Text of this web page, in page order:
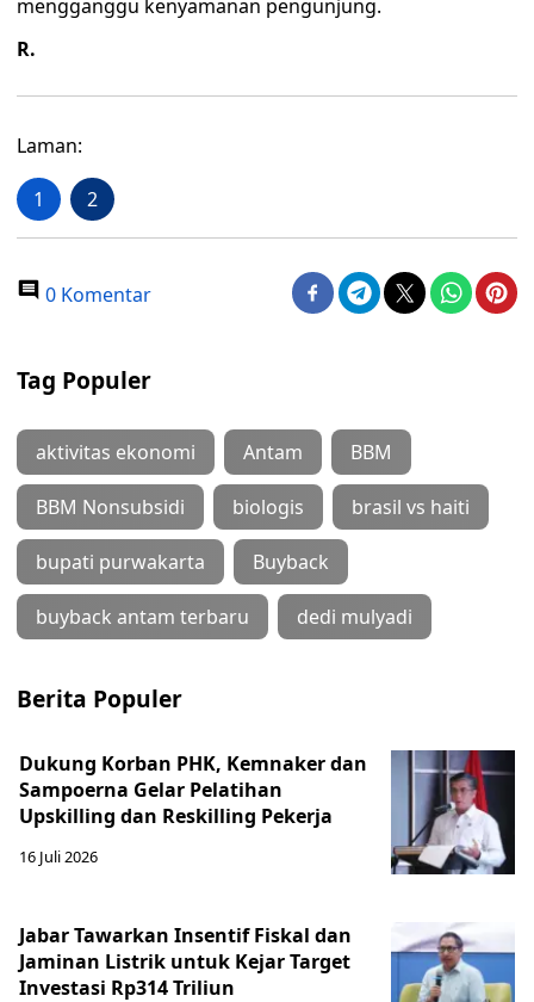
mengganggu kenyamanan pengunjung.
R.
Laman:
1 2
0 Komentar
Tag Populer
aktivitas ekonomi Antam BBM
BBM Nonsubsidi biologis brasil vs haiti
bupati purwakarta Buyback
buyback antam terbaru dedi mulyadi
Berita Populer
Dukung Korban PHK, Kemnaker dan
Sampoerna Gelar Pelatihan
Upskilling dan Reskilling Pekerja
16 Juli 2026
Jabar Tawarkan Insentif Fiskal dan
Jaminan Listrik untuk Kejar Target
Investasi Rp314 Triliun